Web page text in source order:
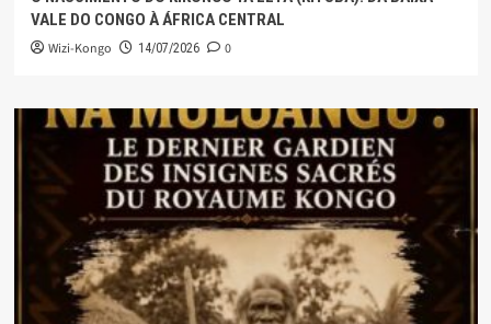
VALE DO CONGO À ÁFRICA CENTRAL
Wizi-Kongo 14/07/2026 0